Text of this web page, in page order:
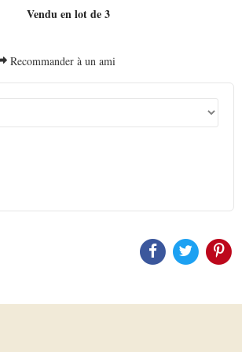
Vendu en lot de 3
Recommander à un ami